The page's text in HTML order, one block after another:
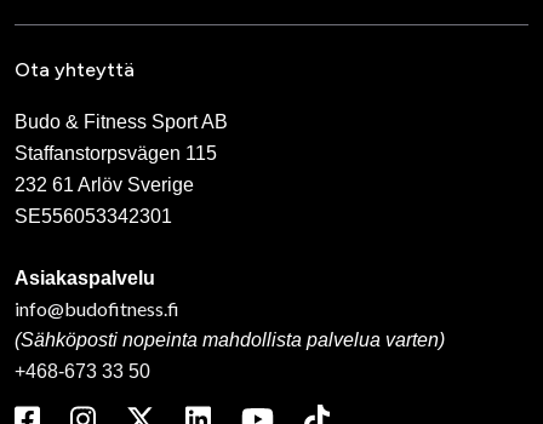
Ota yhteyttä
Budo & Fitness Sport AB
Staffanstorpsvägen 115
232 61 Arlöv Sverige
SE556053342301
Asiakaspalvelu
info@budofitness.fi
(Sähköposti nopeinta mahdollista palvelua varten)
+468-673 33 50